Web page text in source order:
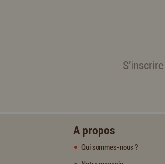
A propos
Qui sommes-nous ?